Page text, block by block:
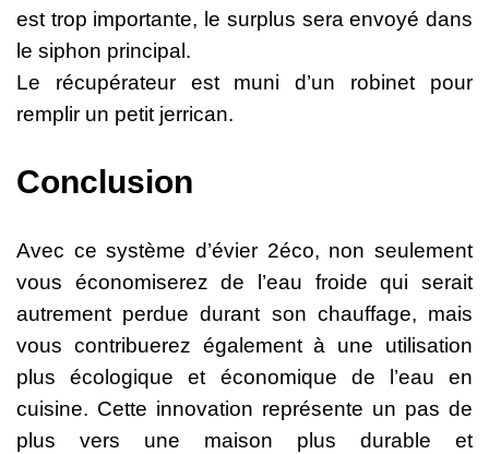
est trop importante, le surplus sera envoyé dans
le siphon principal.
Le récupérateur est muni d’un robinet pour
remplir un petit jerrican.
Conclusion
Avec ce système d’évier 2éco, non seulement
vous économiserez de l’eau froide qui serait
autrement perdue durant son chauffage, mais
vous contribuerez également à une utilisation
plus écologique et économique de l’eau en
cuisine. Cette innovation représente un pas de
plus vers une maison plus durable et